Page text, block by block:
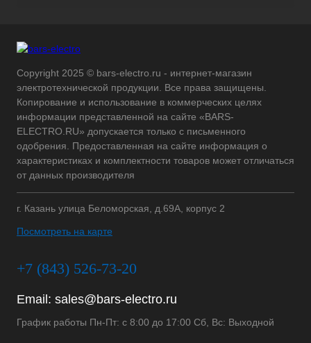
Copyright 2025 © bars-electro.ru - интернет-магазин
электротехнической продукции. Все права защищены.
Копирование и использование в коммерческих целях
информации представленной на сайте «BARS-
ELECTRO.RU» допускается только с письменного
одобрения. Предоставленная на сайте информация о
характеристиках и комплектности товаров может отличаться
от данных производителя
г. Казань улица Беломорская, д.69А, корпус 2
Посмотреть на карте
+7 (843) 526-73-20
Email: sales@bars-electro.ru
График работы Пн-Пт: с 8:00 до 17:00 Сб, Вс: Выходной